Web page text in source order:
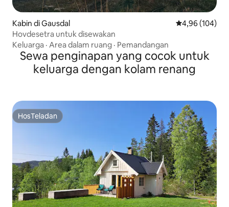
Kabin di Gausdal Nilai rata-rata
4,96 (104)
Hovdesetra untuk disewakan
Keluarga · Area dalam ruang · Pemandangan
Sewa penginapan yang cocok untuk
keluarga dengan kolam renang
HosTeladan
HosTeladan